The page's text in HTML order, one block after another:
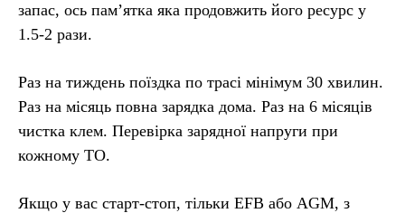
запас, ось пам’ятка яка продовжить його ресурс у
1.5-2 рази.
Раз на тиждень поїздка по трасі мінімум 30 хвилин.
Раз на місяць повна зарядка дома. Раз на 6 місяців
чистка клем. Перевірка зарядної напруги при
кожному ТО.
Якщо у вас старт-стоп, тільки EFB або AGM, з